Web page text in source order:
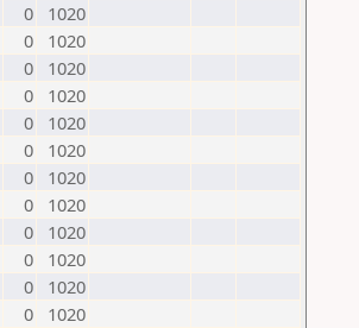
0
1020
0
1020
0
1020
0
1020
0
1020
0
1020
0
1020
0
1020
0
1020
0
1020
0
1020
0
1020